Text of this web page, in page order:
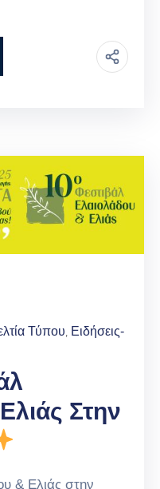
Τύπου Ειδήσεις-
Στην
& Ελιάς στην